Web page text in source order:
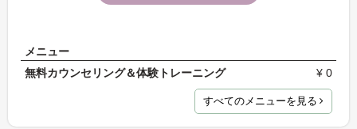
メニュー
無料カウンセリング＆体験トレーニング
¥ 0
すべてのメニューを見る